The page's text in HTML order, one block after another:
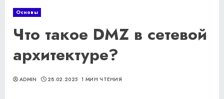
Основы
Что такое DMZ в сетевой
архитектуре?
ADMIN 28.02.2025 1 МИН ЧТЕНИЯ